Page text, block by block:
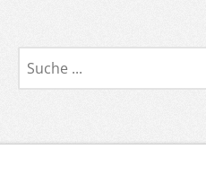
Suche